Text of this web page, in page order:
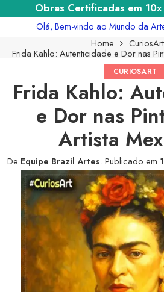
Obras Certificadas em
Olá, Bem-vindo ao Mundo da
Home
CuriosArt
Frida Kahlo: Autenticidade e Dor nas
CURIOSART
Frida Kahlo:
e Dor nas
Artista
De Equipe Brazil Artes. Publicado em